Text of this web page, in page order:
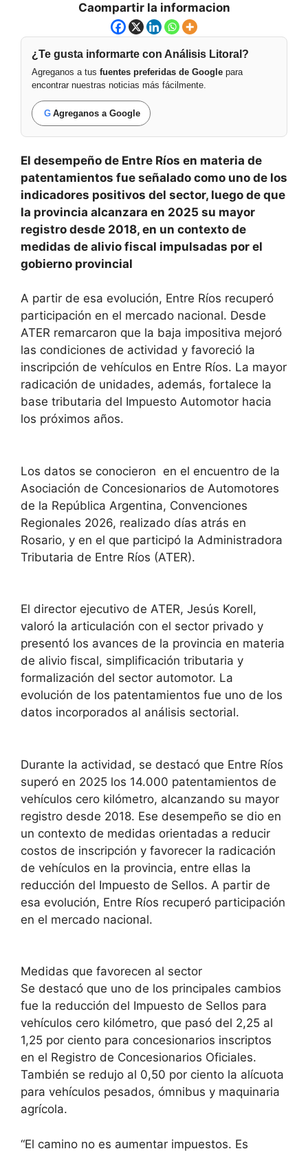
Caompartir la informacion
¿Te gusta informarte con Análisis Litoral?
Agreganos a tus fuentes preferidas de Google para
encontrar nuestras noticias más fácilmente.
G Agreganos a Google
El desempeño de Entre Ríos en materia de
patentamientos fue señalado como uno de los
indicadores positivos del sector, luego de que
la provincia alcanzara en 2025 su mayor
registro desde 2018, en un contexto de
medidas de alivio fiscal impulsadas por el
gobierno provincial
A partir de esa evolución, Entre Ríos recuperó
participación en el mercado nacional. Desde
ATER remarcaron que la baja impositiva mejoró
las condiciones de actividad y favoreció la
inscripción de vehículos en Entre Ríos. La mayor
radicación de unidades, además, fortalece la
base tributaria del Impuesto Automotor hacia
los próximos años.
Los datos se conocieron en el encuentro de la
Asociación de Concesionarios de Automotores
de la República Argentina, Convenciones
Regionales 2026, realizado días atrás en
Rosario, y en el que participó la Administradora
Tributaria de Entre Ríos (ATER).
El director ejecutivo de ATER, Jesús Korell,
valoró la articulación con el sector privado y
presentó los avances de la provincia en materia
de alivio fiscal, simplificación tributaria y
formalización del sector automotor. La
evolución de los patentamientos fue uno de los
datos incorporados al análisis sectorial.
Durante la actividad, se destacó que Entre Ríos
superó en 2025 los 14.000 patentamientos de
vehículos cero kilómetro, alcanzando su mayor
registro desde 2018. Ese desempeño se dio en
un contexto de medidas orientadas a reducir
costos de inscripción y favorecer la radicación
de vehículos en la provincia, entre ellas la
reducción del Impuesto de Sellos. A partir de
esa evolución, Entre Ríos recuperó participación
en el mercado nacional.
Medidas que favorecen al sector
Se destacó que uno de los principales cambios
fue la reducción del Impuesto de Sellos para
vehículos cero kilómetro, que pasó del 2,25 al
1,25 por ciento para concesionarios inscriptos
en el Registro de Concesionarios Oficiales.
También se redujo al 0,50 por ciento la alícuota
para vehículos pesados, ómnibus y maquinaria
agrícola.
“El camino no es aumentar impuestos. Es